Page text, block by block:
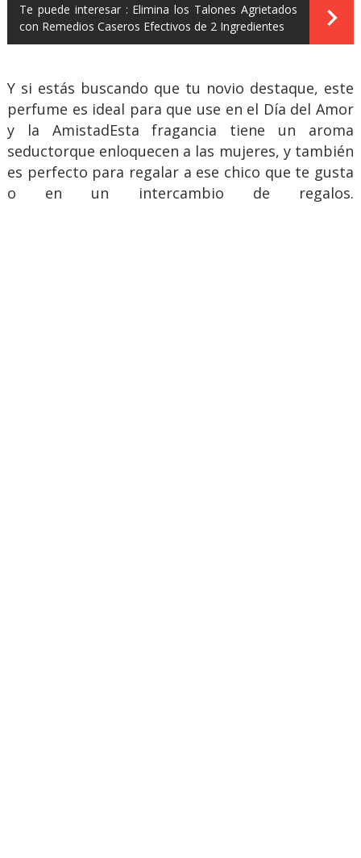
Te puede interesar : Elimina los Talones Agrietados
con Remedios Caseros Efectivos de 2 Ingredientes
Y si estás buscando que tu novio destaque, este
perfume es ideal para que use en el Día del Amor
y la AmistadEsta fragancia tiene un aroma
seductorque enloquecen a las mujeres, y también
es perfecto para regalar a ese chico que te gusta
o en un intercambio de regalos.